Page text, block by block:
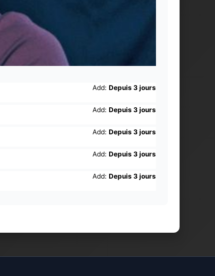
Add: Depuis 3 jours
Add: Depuis 3 jours
Add: Depuis 3 jours
Add: Depuis 3 jours
Add: Depuis 3 jours